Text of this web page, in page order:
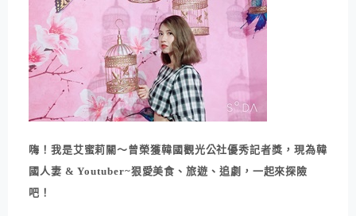
嗨！我是艾蜜莉關～曾榮獲韓國觀光公社優秀記者獎，現為韓
國人妻 & Youtuber~狠愛美食、旅遊、追劇，一起來探險
吧！